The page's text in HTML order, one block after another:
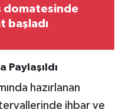
domatesinde
başladı
Paylaşıldı
hazırlanan
ihbar ve